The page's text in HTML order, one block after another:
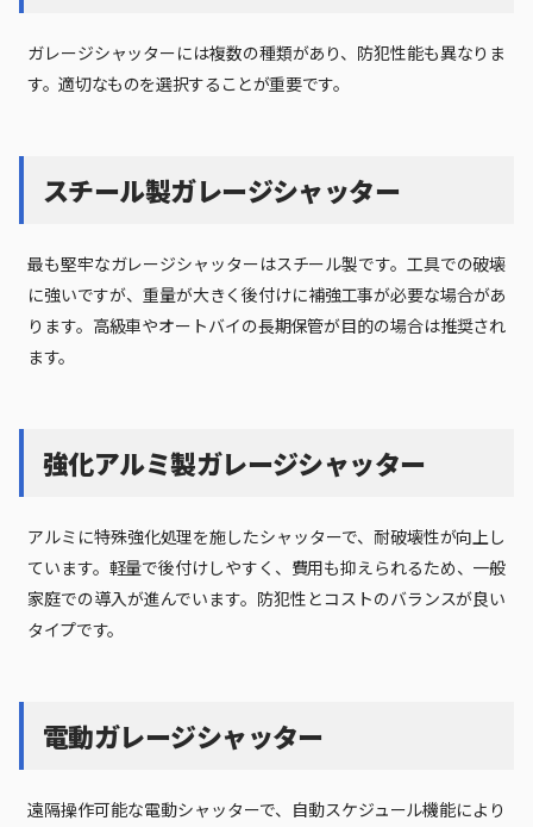
ガレージシャッターには複数の種類があり、防犯性能も異なりま
す。適切なものを選択することが重要です。
スチール製ガレージシャッター
最も堅牢なガレージシャッターはスチール製です。工具での破壊
に強いですが、重量が大きく後付けに補強工事が必要な場合があ
ります。高級車やオートバイの長期保管が目的の場合は推奨され
ます。
強化アルミ製ガレージシャッター
アルミに特殊強化処理を施したシャッターで、耐破壊性が向上し
ています。軽量で後付けしやすく、費用も抑えられるため、一般
家庭での導入が進んでいます。防犯性とコストのバランスが良い
タイプです。
電動ガレージシャッター
遠隔操作可能な電動シャッターで、自動スケジュール機能により